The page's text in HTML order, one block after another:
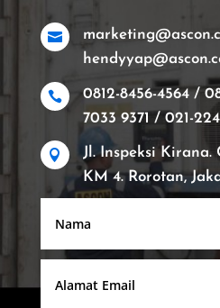


0812-8456-4564 /
7033 9371 / 021-

Jl. Inspeksi
KM 4. Rorotan,